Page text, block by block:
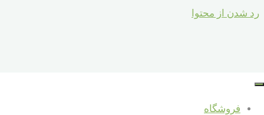
رد شدن از محتوا
فروشگاه